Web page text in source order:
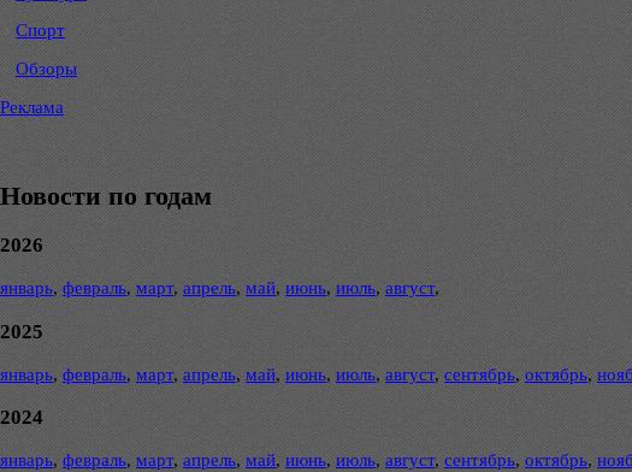
Спорт
Обзоры
Реклама
Новости по годам
2026
январь, февраль, март, апрель, май, июнь, июль, август,
2025
январь, февраль, март, апрель, май, июнь, июль, август, сентябрь, октябрь,
2024
январь, февраль, март, апрель, май, июнь, июль, август, сентябрь, октябрь,